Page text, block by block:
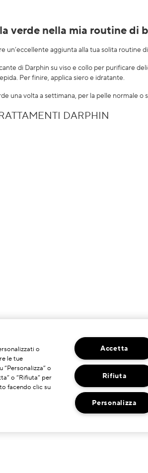
verde nella mia routine di
un’eccellente aggiunta alla tua solita routine
di Darphin su viso e collo per purificare
Per finire, applica siero e idratante.
una volta a settimana, per la pelle normale
DARPHIN
o
le tue
o
o “Rifiuta” per
facendo clic su
Accetta
Rifiuta
Personalizza